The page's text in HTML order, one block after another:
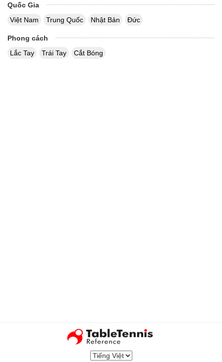
Quốc Gia
Việt Nam
Trung Quốc Nhật Bản Đức
Phong cách
Lắc Tay
Trái Tay Cắt Bóng